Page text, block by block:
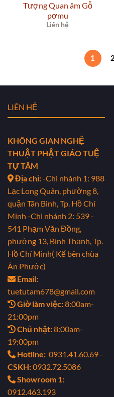
Tượng Quan âm Gỗ
pơmu
Liên hệ
1 2
LIÊN HỆ
KHÔNG GIAN NGHỆ
THUẬT PHẬT GIÁO TUỆ
TỰ TÂM
Địa chỉ:-Chi nhánh 1: 988
Lạc Long Quân, phường 8,
quận Tân Bình, Tp. Hồ Chí
Minh -Chi nhánh 2: 539 -
541 Phạm Văn Đồng,
phường 13, Bình Thạnh, Tp.
Hồ Chí Minh( Kế bên chùa
Ân Phước)
Email:
tuetutam678@gmail.com
Giờ làm việc:8:00am-
21:00pm
Chủ nhật:8:00am-
19:00pm
Hotline: 0931.41.60.69 -
CSKH:0932.72.5086
Showroom 1:
0912.463.193